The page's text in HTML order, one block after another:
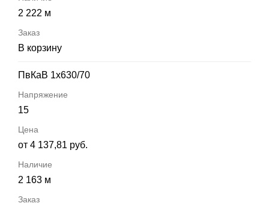
2 222 м
В корзину
ПвКаВ 1х630/70
15
от 4 137,81 руб.
2 163 м